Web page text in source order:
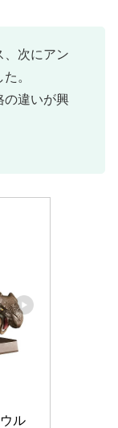
、次にアン
。
の違いが興
ル